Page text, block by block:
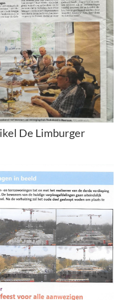
De Limburger